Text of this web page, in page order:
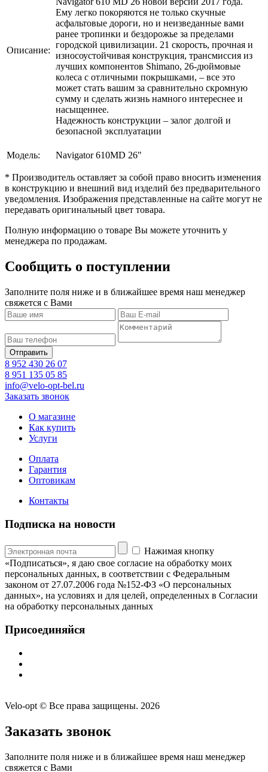
Описание:
Ему легко покоряются не только скучные
асфальтовые дороги, но и неизведанные вами
ранее тропинки и бездорожье за пределами
городской цивилизации. 21 скорость, прочная и
износоустойчивая конструкция, трансмиссия из
лучших компонентов Shimano, 26-дюймовые
колеса с отличными покрышками, – все это
может стать вашим за сравнительно скромную
сумму и сделать жизнь намного интереснее и
насыщеннее.
Надежность конструкции – залог долгой и
безопасной эксплуатации
Модель: Navigator 610MD 26"
* Производитель оставляет за собой право вносить изменения
в конструкцию и внешний вид изделий без предварительного
уведомления. Изображения представленные на сайте могут не
передавать оригинальный цвет товара.
Полную информацию о товаре Вы можете уточнить у
менеджера по продажам.
Сообщить о поступлении
Заполните поля ниже и в ближайшее время наш менеджер
свяжется с Вами
8 952 430 26 07
8 951 135 05 85
info@velo-opt-bel.ru
Заказать звонок
О магазине
Как купить
Услуги
Оплата
Гарантия
Оптовикам
Контакты
Подписка на новости
Нажимая кнопку
«Подписаться», я даю свое согласие на обработку моих
персональных данных, в соответствии с Федеральным
законом от 27.07.2006 года №152-ФЗ «О персональных
данных», на условиях и для целей, определенных в Согласии
на обработку персональных данных
Присоединяйся
Velo-opt © Все права защищены. 2026
Заказать звонок
Заполните поля ниже и в ближайшее время наш менеджер
свяжется с Вами